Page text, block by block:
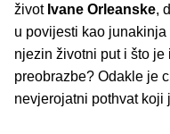
život Ivane Orleanske,
u povijesti kao
njezin životni put i što
preobrazbe? Odakle je
nevjerojatni pothvat koji